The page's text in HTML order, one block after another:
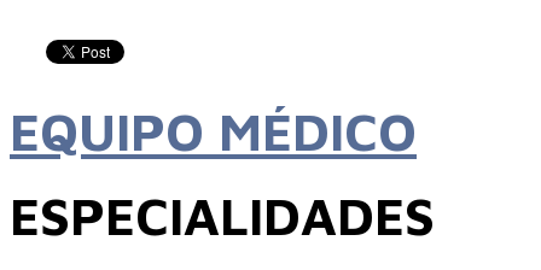
EQUIPO MÉDICO
ESPECIALIDADES